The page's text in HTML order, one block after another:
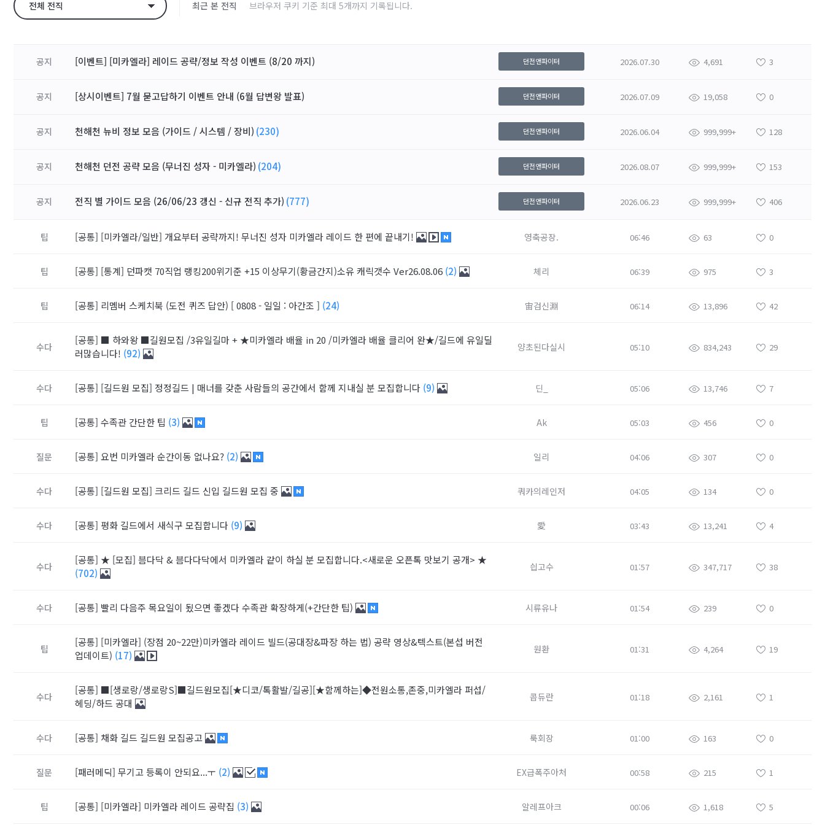
전체 전직 최근 본 전직 브라우저 쿠키 기준 최대 5개까지 기록됩니다.
공지 [이벤트] [미카엘라] 레이드 공략/정보 작성 이벤트 (8/20 까지) 던전앤파이터 2026.07.30 4,691 3
공지 [상시이벤트] 7월 묻고답하기 이벤트 안내 (6월 답변왕 발표) 던전앤파이터 2026.07.09 19,058 0
공지 천해천 뉴비 정보 모음 (가이드 / 시스템 / 장비) (230) 던전앤파이터 2026.06.04 999,999+ 128
공지 천해천 던전 공략 모음 (무너진 성자 - 미카엘라) (204) 던전앤파이터 2026.08.07 999,999+ 153
공지 전직 별 가이드 모음 (26/06/23 갱신 - 신규 전직 추가) (777) 던전앤파이터 2026.06.23 999,999+ 406
팁 [공통] [미카엘라/일반] 개요부터 공략까지! 무너진 성자 미카엘라 레이드 한 편에 끝내기! 영축공장. 06:46 63 0
팁 [공통] [통계] 던파캣 70직업 랭킹200위기준 +15 이상무기(황금간지)소유 캐릭갯수 Ver26.08.06 (2) 체리 06:39 975 3
팁 [공통] 리멤버 스케치북 (도전 퀴즈 답안) [ 0808 - 일일 : 아간조 ] (24) 宙검신淵 06:14 13,896 42
수다
[공통] ■ 하와왕 ■길원모집 /3유일길마 + ★미카엘라 배율 in 20 /미카엘라 배율 클리어 완★/길드에 유일딜
러많습니다! (92)
양초된다실시 05:10 834,243 29
수다 [공통] [길드원 모집] 정정길드 | 매너를 갖춘 사람들의 공간에서 함께 지내실 분 모집합니다 (9) 딘_ 05:06 13,746 7
팁 [공통] 수족관 간단한 팁 (3) Ak 05:03 456 0
질문 [공통] 요번 미카엘라 순간이동 없나요? (2) 일리 04:06 307 0
수다 [공통] [길드원 모집] 크리드 길드 신입 길드원 모집 중 쿼카의레인저 04:05 134 0
수다 [공통] 평화 길드에서 새식구 모집합니다 (9) 愛 03:43 13,241 4
수다
[공통] ★ [모집] 븜다닥 & 븜다다닥에서 미카엘라 같이 하실 분 모집합니다.<새로운 오픈톡 맛보기 공개> ★
(702)
싑고수 01:57 347,717 38
수다 [공통] 빨리 다음주 목요일이 됬으면 좋겠다 수족관 확장하게(+간단한 팁) 시류유나 01:54 239 0
팁
[공통] [미카엘라] (장점 20~22만)미카엘라 레이드 빌드(공대장&파장 하는 법) 공략 영상&텍스트(본섭 버전
업데이트) (17)
원환 01:31 4,264 19
수다
[공통] ■[생로랑/생로랑S]■길드원모집[★디코/톡활발/길공][★함께하는]◆전원소통,존중,미카엘라 퍼섭/
헤딩/하드 공대
콥듀란 01:18 2,161 1
수다 [공통] 채화 길드 길드원 모집공고 룩회장 01:00 163 0
질문 [패러메딕] 무기고 등록이 안되요...ㅜ (2) EX급폭주아처 00:58 215 1
팁 [공통] [미카엘라] 미카엘라 레이드 공략집 (3) 알레프아크 00:06 1,618 5